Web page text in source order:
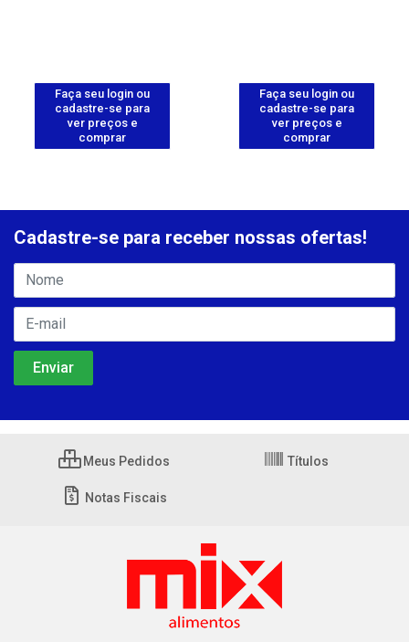
Faça seu login ou
cadastre-se para
ver preços e
comprar
Faça seu login ou
cadastre-se para
ver preços e
comprar
Cadastre-se para receber nossas ofertas!
Meus Pedidos Títulos
Notas Fiscais